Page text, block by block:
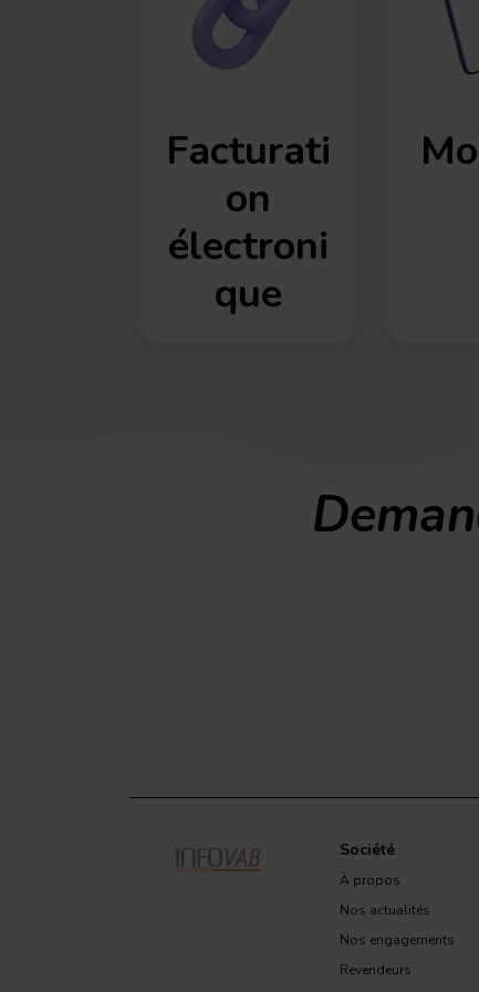
Facturati
on
électroni
que
Société
À propos
Nos actualités
Nos engagements
Revendeurs